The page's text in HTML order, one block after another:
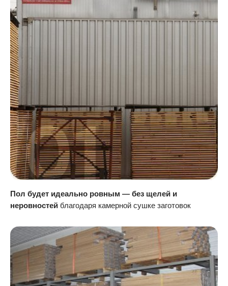
Пол будет идеально ровным — без щелей и
неровностей благодаря камерной сушке заготовок